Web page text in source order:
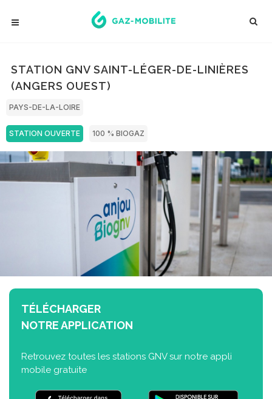
STATION GNV SAINT-LÉGER-DE-LINIÈRES
(ANGERS OUEST)
PAYS-DE-LA-LOIRE
STATION OUVERTE 100 % BIOGAZ
TÉLÉCHARGER
NOTRE APPLICATION
Retrouvez toutes les stations GNV sur notre appli
mobile gratuite